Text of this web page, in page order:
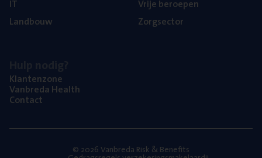
IT
Land­bouw
Vrije beroe­pen
Zorg­sec­tor
Klan­ten­zo­ne
Van­b­re­da Health
Con­tact
© 2026 Vanbreda Risk & Benefits